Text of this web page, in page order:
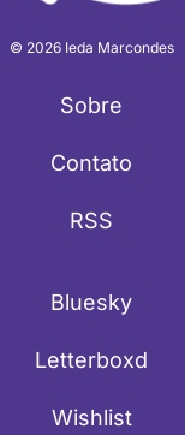
© 2026 Ieda Marcondes
Sobre
Contato
RSS
Bluesky
Letterboxd
Wishlist